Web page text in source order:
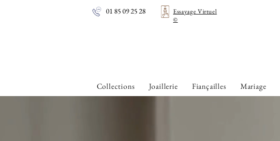
01 85 09 25 28
Essayage Virtuel
©
Collections Joaillerie Fiançailles Mariage